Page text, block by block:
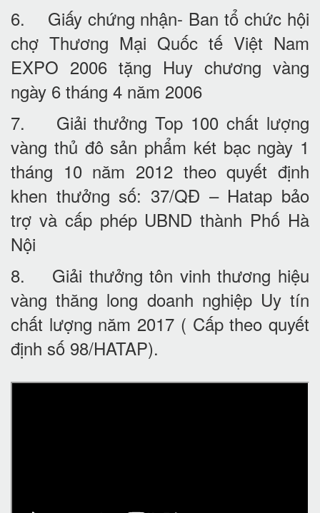
6. Giấy chứng nhận- Ban tổ chức hội
chợ Thương Mại Quốc tế Việt Nam
EXPO 2006 tặng Huy chương vàng
ngày 6 tháng 4 năm 2006
7. Giải thưởng Top 100 chất lượng
vàng thủ đô sản phẩm két bạc ngày 1
tháng 10 năm 2012 theo quyết định
khen thưởng số: 37/QĐ – Hatap bảo
trợ và cấp phép UBND thành Phố Hà
Nội
8. Giải thưởng tôn vinh thương hiệu
vàng thăng long doanh nghiệp Uy tín
chất lượng năm 2017 ( Cấp theo quyết
định số 98/HATAP).